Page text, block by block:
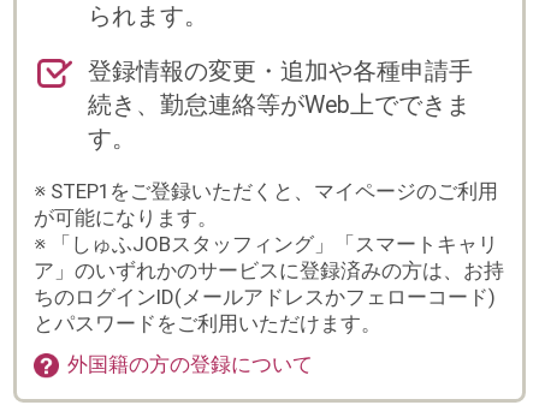
ア」のいずれかのサービスに登録済みの方は、お持
外国籍の方の登録について
※紹介(直接雇用)の場合は、流れが異なりますの
で、別途担当よりご案内いたします。
まずは会員登録
詳しく入力するほど、ご紹
介できるお仕事の幅が広が
ります。